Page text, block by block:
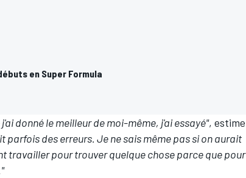
en Super Formula
donné le meilleur de moi-même, j'ai essayé", estime
parfois des erreurs. Je ne sais même pas si on aurait
travailler pour trouver quelque chose parce que pour